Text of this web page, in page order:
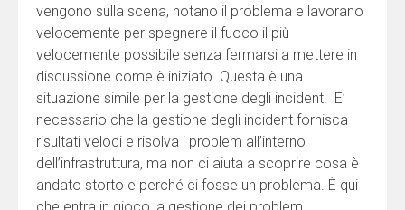
vengono sulla scena, notano il problema e lavorano
velocemente per spegnere il fuoco il più
velocemente possibile senza fermarsi a mettere in
discussione come è iniziato. Questa è una
situazione simile per la gestione degli incident. E’
necessario che la gestione degli incident fornisca
risultati veloci e risolva i problem all’interno
dell’infrastruttura, ma non ci aiuta a scoprire cosa è
andato storto e perché ci fosse un problema. È qui